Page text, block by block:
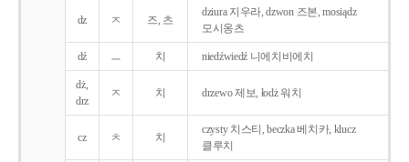
dz ㅈ 즈, 츠
dziura 지우라, dzwon 즈본, mosiądz
모시옹츠
dź ㅡ 치 niedźwiedź 니에치비에치
dż,
drz
ㅈ 치 drzewo 제보, łodż 워치
cz ㅊ 치
czysty 치스티, beczka 베치카, klucz
클루치